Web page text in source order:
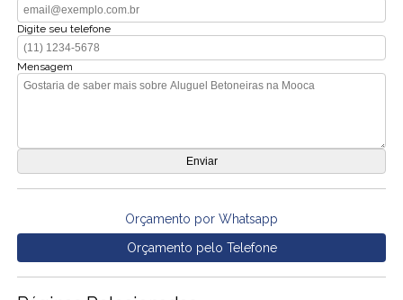
Digite seu telefone
Mensagem
Orçamento por Whatsapp
Orçamento pelo Telefone